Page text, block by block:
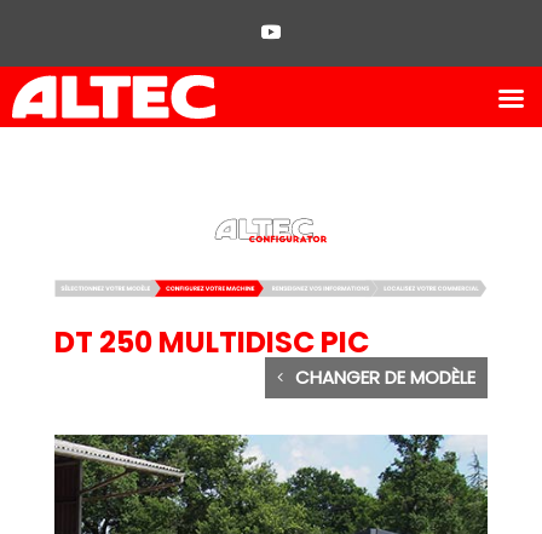
DT 250 MULTIDISC PIC
CHANGER DE MODÈLE